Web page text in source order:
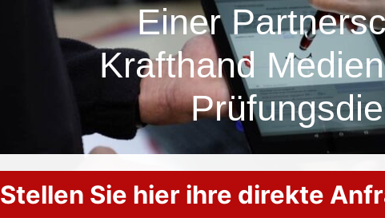
Einer
Krafthand
Stellen Sie hier ihre direkte